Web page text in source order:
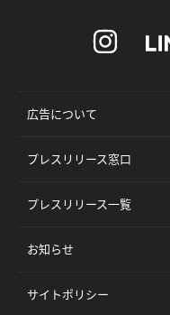
広告について
プレスリリース窓口
プレスリリース一覧
お知らせ
サイトポリシー